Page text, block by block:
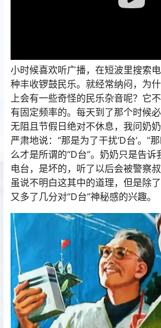
小时候喜欢听广播，在短波里搜索
种丰收锣鼓民乐。就经常纳闷，为
上会有一些奇怪的民乐杂音呢？它
有固定频率的。每天到了那个时候
无阻且节假日绝对不休息，我问奶
严肃地说：“那是为了干扰‘D台’。”
么才是所谓的“D台”。奶奶只是告
电台，是坏的，听了以后会被警察
虽说不明白这其中的道理，但是除
又多了几分对“D台”神秘感的兴趣。